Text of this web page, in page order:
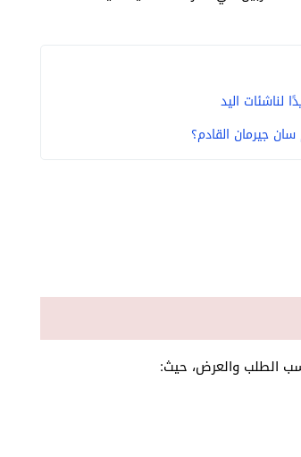
لناشئات اليد
جيرمان القادم؟
الطلب والعرض، حيث: